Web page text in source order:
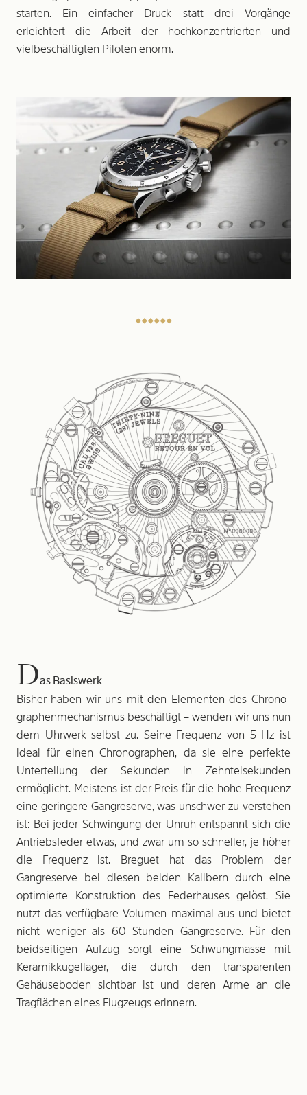
starten. Ein einfacher Druck statt drei Vorgänge
erleichtert die Arbeit der hochkonzentrierten und
vielbeschäftigten Piloten enorm.
Das Basiswerk
Bisher haben wir uns mit den Elementen des Chrono­
graphenmechanismus beschäftigt – wenden wir uns nun
dem Uhrwerk selbst zu. Seine Frequenz von 5 Hz ist
ideal für einen Chronographen, da sie eine perfekte
Unterteilung der Sekunden in Zehntelsekunden
ermöglicht. Meistens ist der Preis für die hohe Frequenz
eine geringere Gangreserve, was unschwer zu verstehen
ist: Bei jeder Schwingung der Unruh entspannt sich die
Antriebsfeder etwas, und zwar um so schneller, je höher
die Frequenz ist. Breguet hat das Problem der
Gangreserve bei diesen beiden Kalibern durch eine
optimierte Konstruktion des Federhauses gelöst. Sie
nutzt das verfügbare Volumen maximal aus und bietet
nicht weniger als 60 Stunden Gangreserve. Für den
beidseitigen Aufzug sorgt eine Schwungmasse mit
Keramikkugellager, die durch den transparenten
Gehäuseboden sichtbar ist und deren Arme an die
Tragflächen eines Flugzeugs erinnern.